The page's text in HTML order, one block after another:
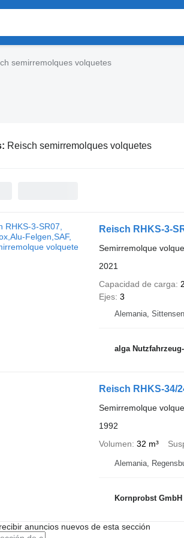
semirremolques volquetes
Reisch semirremolques volquetes
Reisch RHKS-3-
Semirremolque
2021
Capacidad de carga
Ejes 3
Alemania, Sittensen
alga
Reisch RHKS-34/
Semirremolque
1992
Volumen 32 m³
Alemania,
Kornprobst GmbH
anuncios nuevos de esta sección